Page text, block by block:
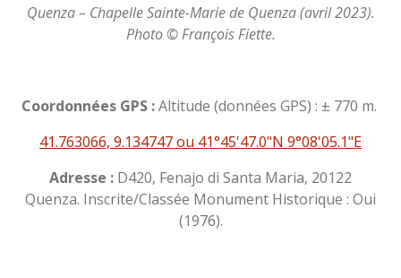
Quenza – Chapelle Sainte-Marie de Quenza (avril 2023).
Photo © François Fiette.
Coordonnées GPS :Altitude (données GPS) : ± 770 m.
41.763066, 9.134747 ou 41°45'47.0"N 9°08'05.1"E
Adresse : D420, Fenajo di Santa Maria, 20122
Quenza. Inscrite/Classée Monument Historique : Oui
(1976).